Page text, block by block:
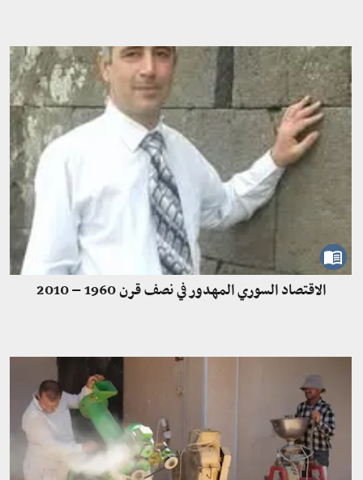
الاقتصاد السوري المهدور في نصف قرن 1960 – 2010